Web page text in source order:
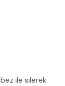
ile silerek